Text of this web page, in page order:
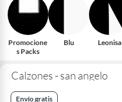
Promocione
s Packs
Blu Leonisa
Calzones - san angelo
Envío gratis